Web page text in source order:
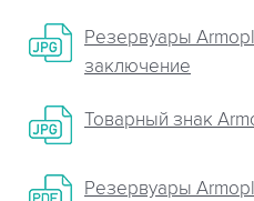
Резервуары
заключение
Товарный знак
Резервуары